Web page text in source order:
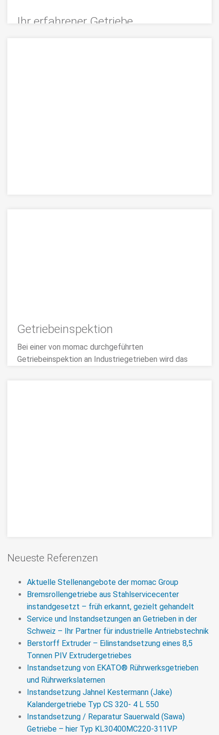
Ihr erfahrener Getriebe
Getriebeinspektion
Bei einer von momac durchgeführten
Getriebeinspektion an Industriegetrieben wird das
Was kostet eine Getriebereparatur?
maßgeblich vom Umfang des Getriebeschadens ab.
Wir reparieren Ihr Getriebe nach durchgeführter
Demontage und Befundung zum Festpreis.
>>> MEHR
Neueste Referenzen
Aktuelle Stellenangebote der momac Group
Bremsrollengetriebe aus Stahlservicecenter
instandgesetzt – früh erkannt, gezielt gehandelt
Service und Instandsetzungen an Getrieben in der
Schweiz – Ihr Partner für industrielle Antriebstechnik
Berstorff Extruder – Eilinstandsetzung eines 8,5
Tonnen PIV Extrudergetriebes
Instandsetzung von EKATO® Rührwerksgetrieben
und Rührwerkslaternen
Instandsetzung Jahnel Kestermann (Jake)
Kalandergetriebe Typ CS 320- 4 L 550
Instandsetzung / Reparatur Sauerwald (Sawa)
Getriebe – hier Typ KL30400MC220-311VP